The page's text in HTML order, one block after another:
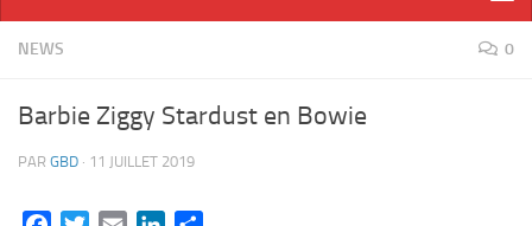
NEWS 0
Barbie Ziggy Stardust en Bowie
PAR GBD · 11 JUILLET 2019